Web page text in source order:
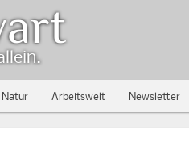
Natur Arbeitswelt Newsletter